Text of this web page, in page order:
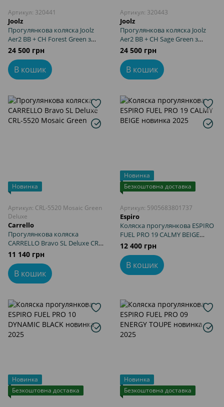
Артикул: 320441
Joolz
Прогулянкова коляска Joolz
Aer2 BB + CH Forest Green з
бампером та підсклянником,
розміри для ручної поклажі
IATA, легка вага
24 500 грн
В кошик
Артикул: 320443
Joolz
Прогулянкова коляска Joolz
Aer2 BB + CH Sage Green з
бампером та підсклянником,
розміри для ручної поклажі
IATA, легка вага
24 500 грн
В кошик
Новинка
Артикул: CRL-5520 Mosaic Green
Deluxe
Carrello
Прогулянкова коляска
CARRELLO Bravo SL Deluxe CRL-
5520 Mosaic Green
11 140 грн
В кошик
Новинка
Безкоштовна доставка
Артикул: 5905683801737
Espiro
Коляска прогулянкова ESPIRO
FUEL PRO 19 CALMY BEIGE
новинка 2025
12 400 грн
В кошик
Новинка
Безкоштовна доставка
Новинка
Безкоштовна доставка